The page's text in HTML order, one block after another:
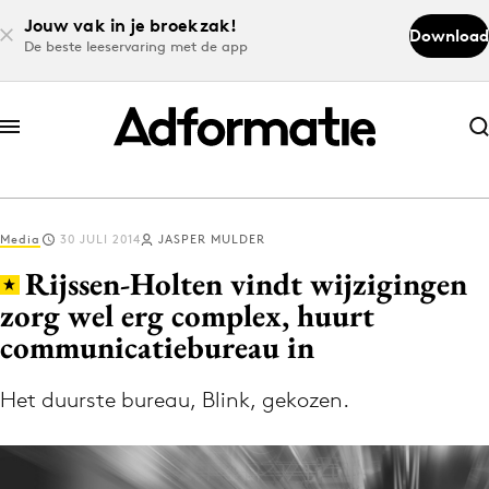
Jouw vak in je broekzak!
De beste leeservaring met de app
Download
Abonneer nu
Abonneer nu
Log in
Download de app
Volg het laatste nieuws via de Adformatie
Nieuws app
Media 30 JULI 2014 JASPER MULDER
Rijssen-Holten vindt wijzigingen
zorg wel erg complex, huurt
communicatiebureau in
Het duurste bureau, Blink, gekozen.